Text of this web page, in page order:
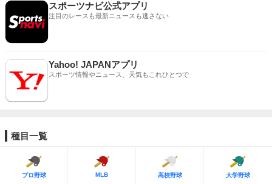
スポーツナビ公式アプリ
注目のレースも最新ニュースも逃さない
Yahoo! JAPANアプリ
スポーツ情報やニュース、天気もこれひとつで
種目一覧
プロ野球 MLB 高校野球 大学野球